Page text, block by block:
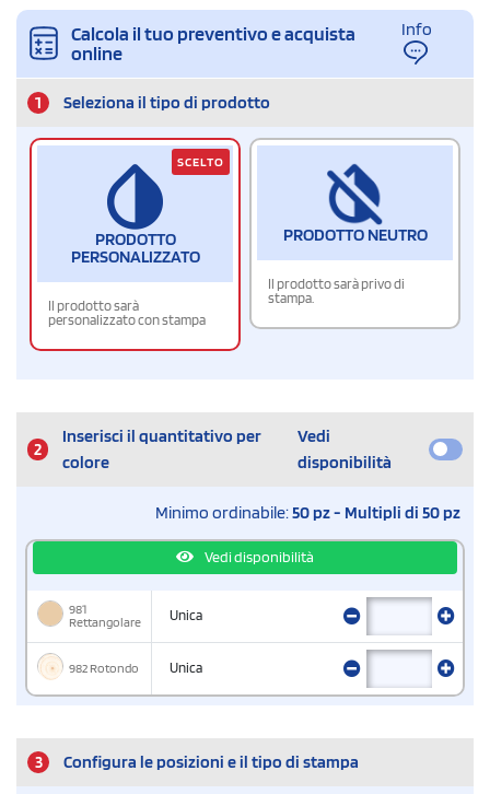
Calcola il tuo preventivo e acquista
online
Info
1 Seleziona il tipo di prodotto
PRODOTTO
PERSONALIZZATO
Il prodotto sarà
personalizzato con stampa
SCELTO
PRODOTTO NEUTRO
Il prodotto sarà privo di
stampa.
2
Inserisci il quantitativo per
colore
Vedi
disponibilità
Minimo ordinabile:50 pz - Multipli di 50 pz
Vedi disponibilità
981
Rettangolare
Unica
982 Rotondo Unica
3 Configura le posizioni e il tipo di stampa